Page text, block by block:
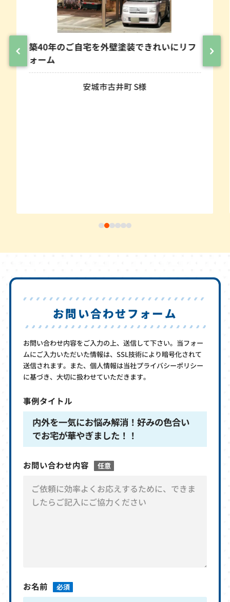
築40年のご自宅を外壁塗装できれいにリフ
ォーム
安城市古井町 S様
お問い合わせフォーム
お問い合わせ内容をご入力の上、送信して下さい。当フォー
ムにご入力いただいた情報は、SSL技術により暗号化されて
送信されます。また、個人情報は当社プライバシーポリシー
に基づき、大切に扱わせていただきます。
事例タイトル
内外を一気にお悩み解消！好みの色合い
でお宅が華やぎました！！
お問い合わせ内容 任意
お名前 必須